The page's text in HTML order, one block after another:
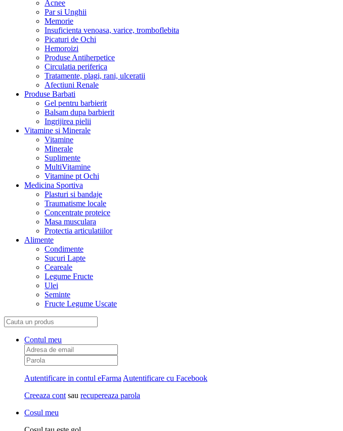
Acnee
Par si Unghii
Memorie
Insuficienta venoasa, varice, tromboflebita
Picaturi de Ochi
Hemoroizi
Produse Antiherpetice
Circulatia periferica
Tratamente, plagi, rani, ulceratii
Afectiuni Renale
Produse Barbati
Gel pentru barbierit
Balsam dupa barbierit
Ingrijirea pielii
Vitamine si Minerale
Vitamine
Minerale
Suplimente
MultiVitamine
Vitamine pt Ochi
Medicina Sportiva
Plasturi si bandaje
Traumatisme locale
Concentrate proteice
Masa musculara
Protectia articulatiilor
Alimente
Condimente
Sucuri Lapte
Ceareale
Legume Fructe
Ulei
Seminte
Fructe Legume Uscate
Contul meu
Autentificare in contul eFarma Autentificare cu Facebook
Creeaza cont sau recupereaza parola
Cosul meu